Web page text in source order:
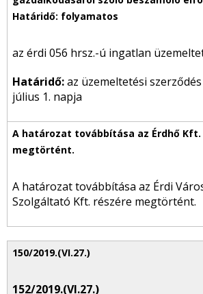
az érdi 056 hrsz.-ú ingatlan
Határidő:az üzemeltetési
július 1. napja
A határozat továbbítása az Érdi
Szolgáltató Kft. részére megtörtént.
152/2019.(VI.27.)